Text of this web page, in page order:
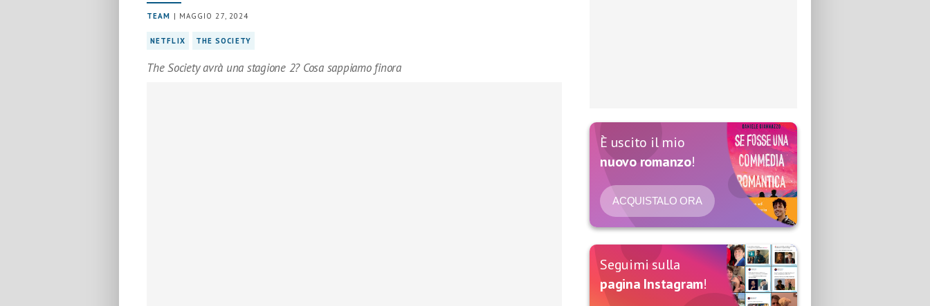
TEAM | MAGGIO 27, 2024
NETFLIX THE SOCIETY
The Society avrà una stagione 2? Cosa sappiamo finora
È uscito il mio
nuovo romanzo!
ACQUISTALO ORA
Seguimi sulla
pagina Instagram!